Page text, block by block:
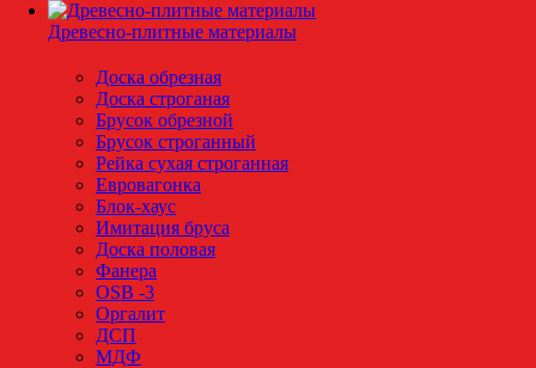
Древесно-плитные материалы
Доска обрезная
Доска строганая
Брусок обрезной
Брусок строганный
Рейка сухая строганная
Евровагонка
Блок-хаус
Имитация бруса
Доска половая
Фанера
OSB -3
Оргалит
ДСП
МДФ